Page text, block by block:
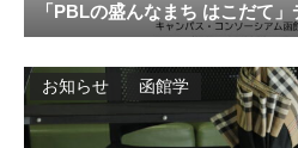
「PBLの盛んなまち はこだて
お知らせ 函館学